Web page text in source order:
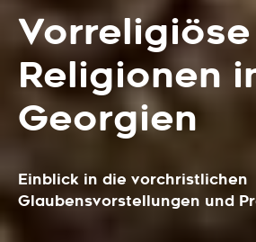
Vorreligiöse
Religionen
Georgien
Einblick in die vorchristlichen
Glaubensvorstellungen und